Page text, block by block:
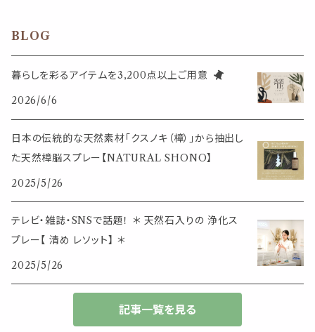
ミニサイズ
大きめサイズ
50個以上の大容量
ダブルクリップ・その他
筆記用具
スマホアイテム
生活アイテム
ブレスレット
その他
BLOG
暮らしを彩るアイテムを3,200点以上ご用意
2026/6/6
日本の伝統的な天然素材「クスノキ（樟）」から抽出し
た天然樟脳スプレー【NATURAL SHONO】
2025/5/26
テレビ・雑誌・SNSで話題！ ＊ 天然石入りの 浄化ス
プレー【 清め レソット】 ＊
2025/5/26
記事一覧を見る